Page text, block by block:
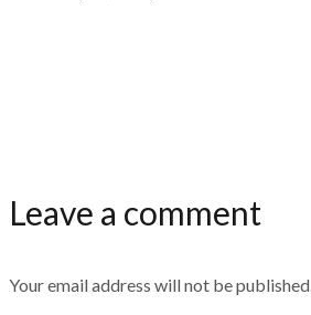
Leave a comment
Your email address will not be published.